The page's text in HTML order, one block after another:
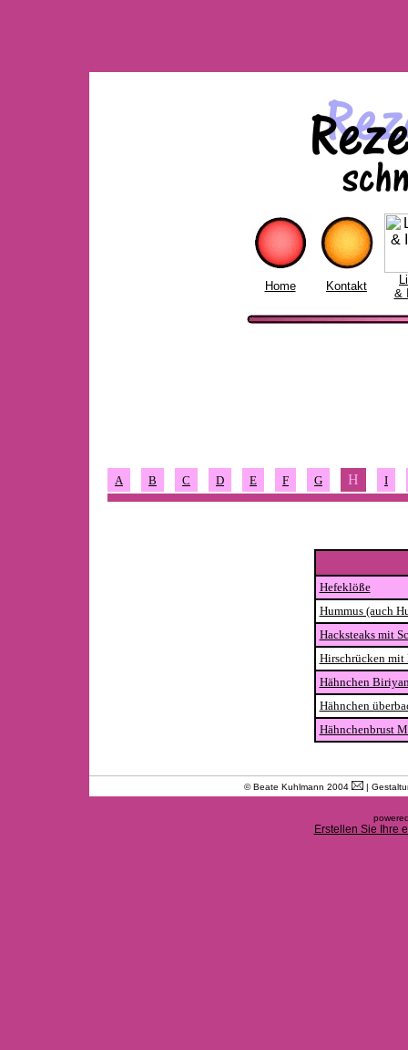
Home Kontakt
&
A B C D E F G H I
Hefeklöße
Hummus (auch
Hacksteaks mit
Hirschrücken mit
Hähnchen
Hähnchen
Hähnchenbrust
© Beate Kuhlmann 2004 |
Erstellen Sie Ihre